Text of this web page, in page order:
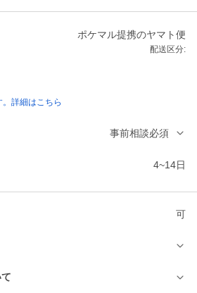
ポケマル提携のヤマト便
配送区分:
詳細はこちら
事前相談必須
4~14日
可